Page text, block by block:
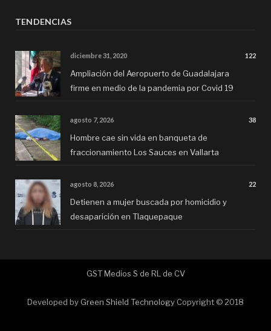
TENDENCIAS
diciembre 31, 2020 122
Ampliación del Aeropuerto de Guadalajara
firme en medio de la pandemia por Covid 19
agosto 7, 2026 38
Hombre cae sin vida en banqueta de
fraccionamiento Los Sauces en Vallarta
agosto 8, 2026 22
Detienen a mujer buscada por homicidio y
desaparición en Tlaquepaque
GST Medios S de RL de CV
Developed by Green Shield Technology Copyright © 2018